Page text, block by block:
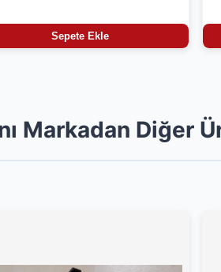
Sepete Ekle
Markadan Diğer